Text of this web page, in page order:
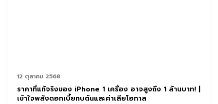
12 ตุลาคม 2568
ราคาที่แท้จริงของ iPhone 1 เครื่อง อาจสูงถึง 1 ล้านบาท! |
เข้าใจพลังดอกเบี้ยทบต้นและค่าเสียโอกาส